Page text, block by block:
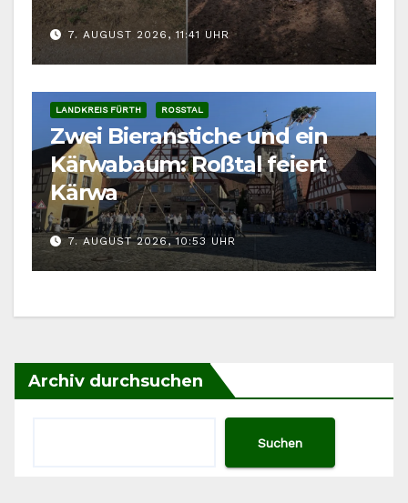
7. AUGUST 2026, 11:41 UHR
LANDKREIS FÜRTH ROSSTAL
Zwei Bieranstiche und ein
Kärwabaum: Roßtal feiert
Kärwa
7. AUGUST 2026, 10:53 UHR
Archiv durchsuchen
Suchen